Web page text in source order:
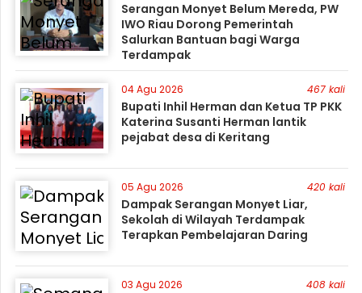
Serangan Monyet Belum Mereda, PW
IWO Riau Dorong Pemerintah
Salurkan Bantuan bagi Warga
Terdampak
04 Agu 2026 467 kali
Bupati Inhil Herman dan Ketua TP PKK
Katerina Susanti Herman lantik
pejabat desa di Keritang
05 Agu 2026 420 kali
Dampak Serangan Monyet Liar,
Sekolah di Wilayah Terdampak
Terapkan Pembelajaran Daring
03 Agu 2026 408 kali